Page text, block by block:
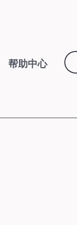
帮助中心